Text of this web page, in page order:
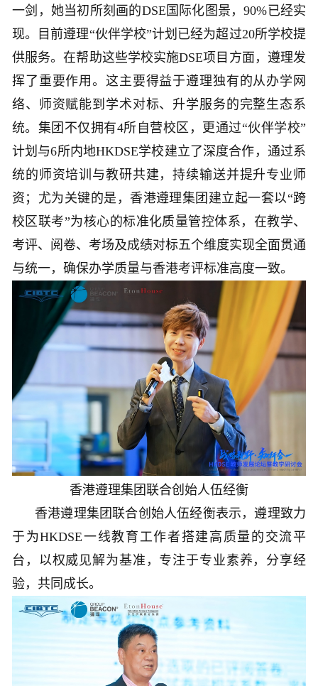
一剑，她当初所刻画的DSE国际化图景，90%已经实
现。目前遵理“伙伴学校”计划已经为超过20所学校提
供服务。在帮助这些学校实施DSE项目方面，遵理发
挥了重要作用。这主要得益于遵理独有的从办学网
络、师资赋能到学术对标、升学服务的完整生态系
统。集团不仅拥有4所自营校区，更通过“伙伴学校”
计划与6所内地HKDSE学校建立了深度合作，通过系
统的师资培训与教研共建，持续输送并提升专业师
资；尤为关键的是，香港遵理集团建立起一套以“跨
校区联考”为核心的标准化质量管控体系，在教学、
考评、阅卷、考场及成绩对标五个维度实现全面贯通
与统一，确保办学质量与香港考评标准高度一致。
香港遵理集团联合创始人伍经衡
香港遵理集团联合创始人伍经衡表示，遵理致力
于为HKDSE一线教育工作者搭建高质量的交流平
台，以权威见解为基准，专注于专业素养，分享经
验，共同成长。